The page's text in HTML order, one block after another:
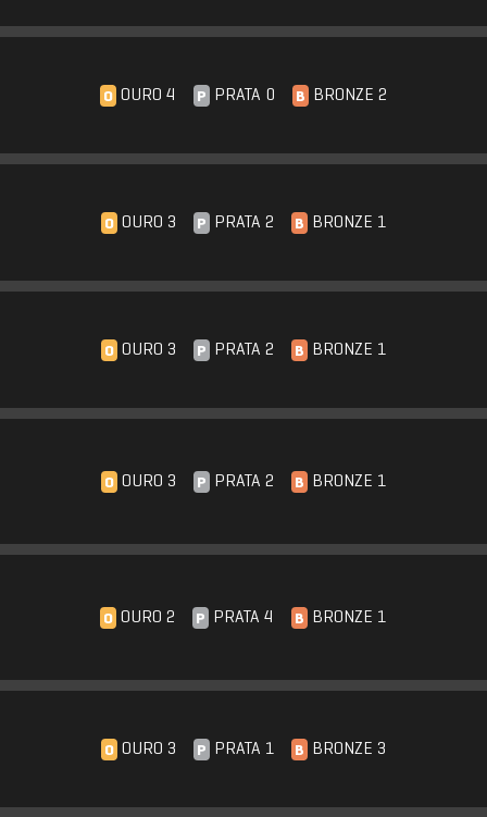
O OURO 4 P PRATA 0 B BRONZE 2
O OURO 3 P PRATA 2 B BRONZE 1
O OURO 3 P PRATA 2 B BRONZE 1
O OURO 3 P PRATA 2 B BRONZE 1
O OURO 2 P PRATA 4 B BRONZE 1
O OURO 3 P PRATA 1 B BRONZE 3